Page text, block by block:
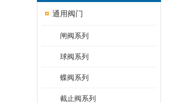
通用阀门
闸阀系列
球阀系列
蝶阀系列
截止阀系列